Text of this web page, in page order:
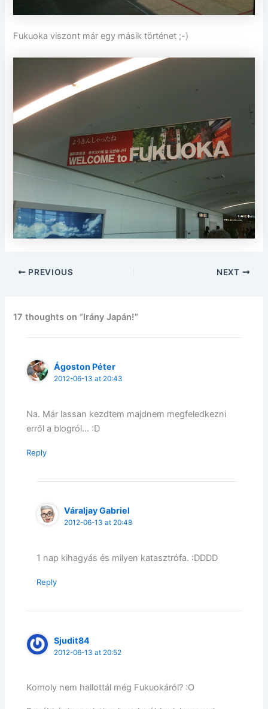
Fukuoka viszont már egy másik történet ;-)
PREVIOUS NEXT
17 thoughts on “Irány Japán!”
Ágoston Péter
2012-06-13 at 20:43
Na. Már lassan kezdtem majdnem megfeledkezni
erről a blogról… :D
Reply
Váraljay Gabriel
2012-06-13 at 20:48
1 nap kihagyás és milyen katasztrófa. :DDDD
Reply
Sjudit84
2012-06-13 at 20:52
Komoly nem hallottál még Fukuokáról? :O